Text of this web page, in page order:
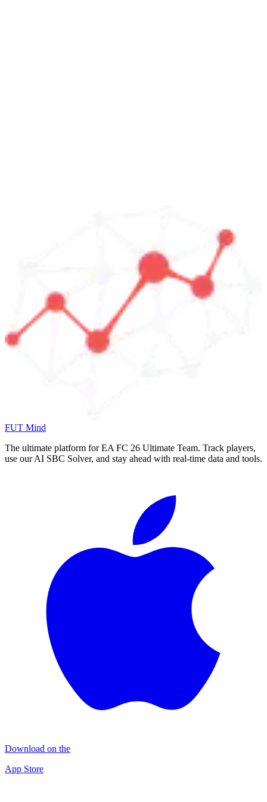
FUT Mind
The ultimate platform for EA FC 26 Ultimate Team. Track players,
use our AI SBC Solver, and stay ahead with real-time data and tools.
Download on the
App Store